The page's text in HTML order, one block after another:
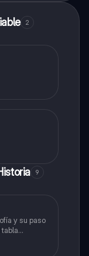
2
9
y su paso
y la